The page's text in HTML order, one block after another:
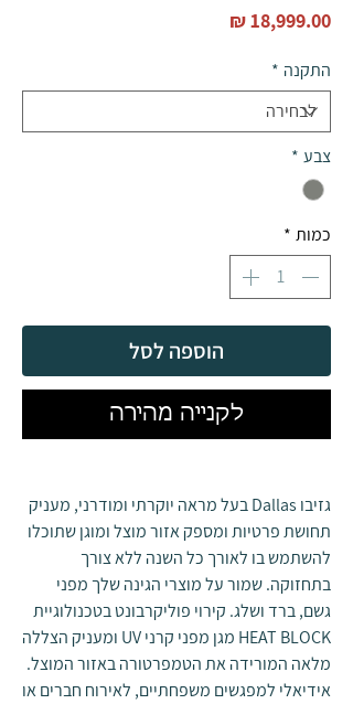
התקנה *
צבע *
כמות *
הוספה לסל
לקנייה מהירה
גזיבו Dallas בעל מראה יוקרתי ומודרני, מעניק
תחושת פרטיות ומספק אזור מוצל ומוגן שתוכלו
להשתמש בו לאורך כל השנה ללא צורך
בתחזוקה. שמור על מוצרי הגינה שלך מפני
גשם, ברד ושלג. קירוי פוליקרבונט בטכנולוגיית
HEAT BLOCK מגן מפני קרני UV ומעניק הצללה
מלאה המורידה את הטמפרטורה באזור המוצל.
אידיאלי למפגשים משפחתיים, לאירוח חברים או